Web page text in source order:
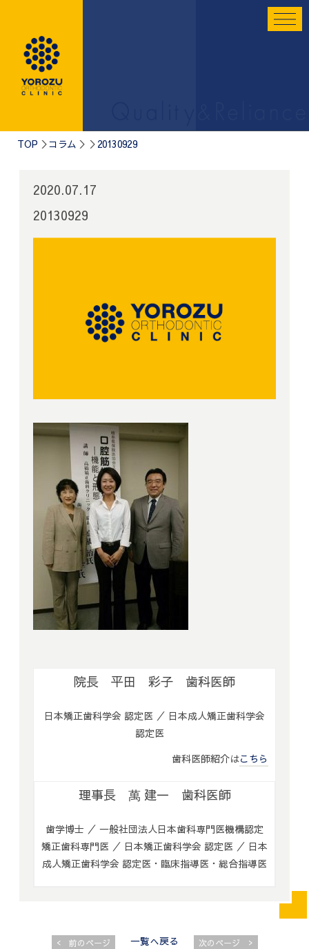
TOP コラム 20130929
2020.07.17
20130929
院長 平田 彩子 歯科医師
日本矯正歯科学会 認定医 ／ 日本成人矯正歯科学会
認定医
歯科医師紹介はこちら
理事長 萬 建一 歯科医師
歯学博士 ／ 一般社団法人日本歯科専門医機構認定
矯正歯科専門医 ／ 日本矯正歯科学会 認定医 ／ 日本
成人矯正歯科学会 認定医・臨床指導医・総合指導医
<前のページ 一覧へ戻る 次のページ >